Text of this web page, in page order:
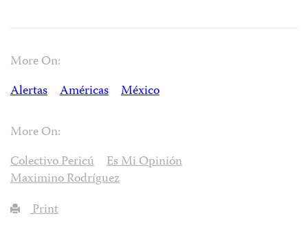
More On:
Alertas
Américas México
More On:
Colectivo Pericú
Es Mi Opinión
Maximino Rodríguez
Print